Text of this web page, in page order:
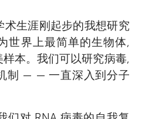
生涯刚起步的我想研究
世界上最简单的生物体,
本。我们可以研究病毒,
制 — — 一直深入到分子